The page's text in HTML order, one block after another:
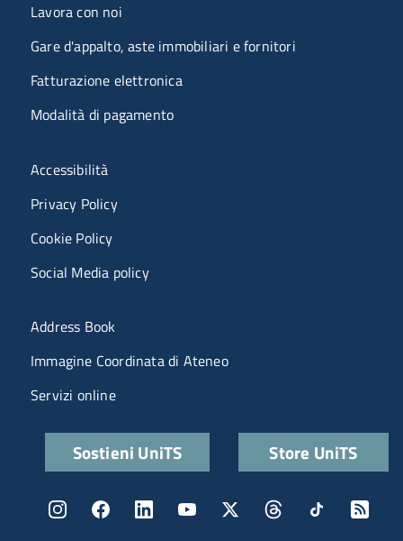
Lavora con noi
Gare d'appalto, aste immobiliari e fornitori
Fatturazione elettronica
Modalità di pagamento
Menù riferimenti
Accessibilità
Privacy Policy
Cookie Policy
Social Media policy
Menu portale
Address Book
Immagine Coordinata di Ateneo
Servizi online
Quick linksSostieni UniTS Store UniTS
Menu social